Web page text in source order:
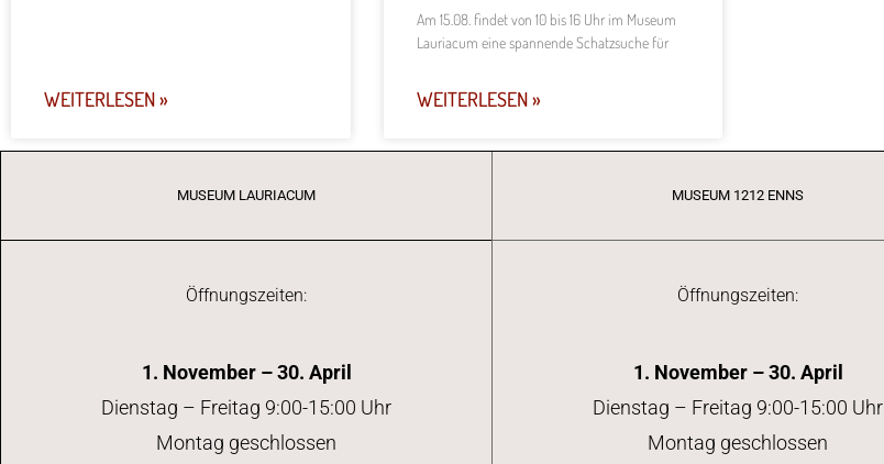
WEITERLESEN »
Am 15.08. findet von 10 bis 16 Uhr im Museum
Lauriacum eine spannende Schatzsuche für
WEITERLESEN »
MUSEUM LAURIACUM
Öffnungszeiten:
1. November – 30. April
Dienstag – Freitag 9:00-15:00 Uhr
Montag geschlossen
MUSEUM 1212 ENNS
Öffnungszeiten:
1. November – 30. April
Dienstag – Freitag 9:00-15:00 Uhr
Montag geschlossen